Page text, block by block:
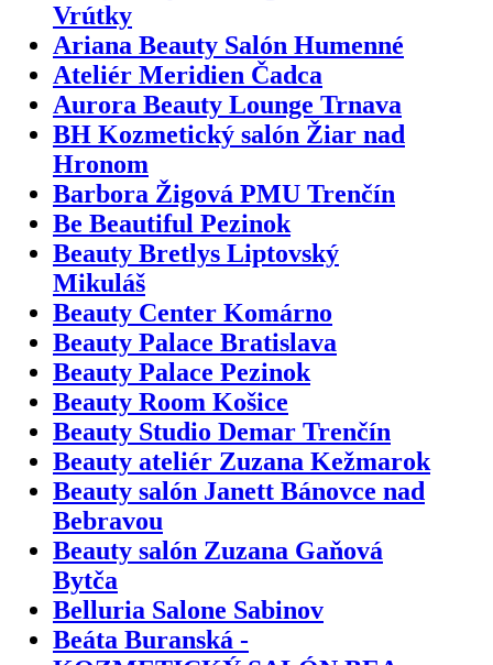
Vrútky
Ariana Beauty Salón Humenné
Ateliér Meridien Čadca
Aurora Beauty Lounge Trnava
BH Kozmetický salón Žiar nad
Hronom
Barbora Žigová PMU Trenčín
Be Beautiful Pezinok
Beauty Bretlys Liptovský
Mikuláš
Beauty Center Komárno
Beauty Palace Bratislava
Beauty Palace Pezinok
Beauty Room Košice
Beauty Studio Demar Trenčín
Beauty ateliér Zuzana Kežmarok
Beauty salón Janett Bánovce nad
Bebravou
Beauty salón Zuzana Gaňová
Bytča
Belluria Salone Sabinov
Beáta Buranská -